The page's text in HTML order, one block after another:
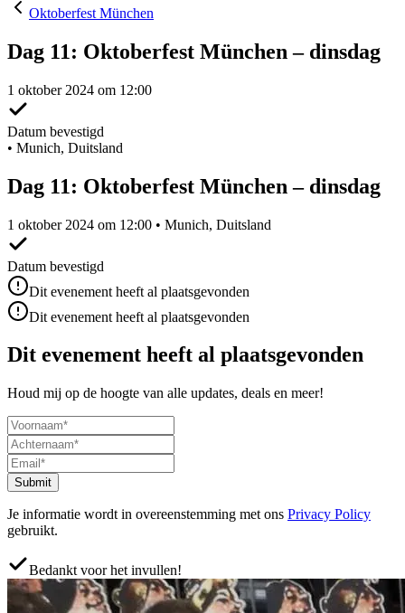
Oktoberfest München
Dag 11: Oktoberfest München – dinsdag
1 oktober 2024 om 12:00
Datum bevestigd
• Munich, Duitsland
Dag 11: Oktoberfest München – dinsdag
1 oktober 2024 om 12:00 • Munich, Duitsland
Datum bevestigd
Dit evenement heeft al plaatsgevonden
Dit evenement heeft al plaatsgevonden
Dit evenement heeft al plaatsgevonden
Houd mij op de hoogte van alle updates, deals en meer!
Submit
Je informatie wordt in overeenstemming met ons Privacy Policy
gebruikt.
Bedankt voor het invullen!